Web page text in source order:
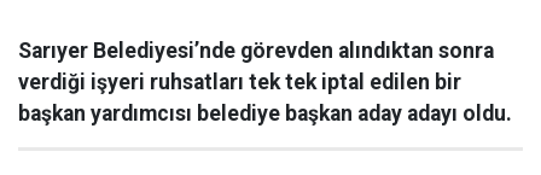
Sarıyer Belediyesi’nde görevden alındıktan sonra
verdiği işyeri ruhsatları tek tek iptal edilen bir
başkan yardımcısı belediye başkan aday adayı oldu.